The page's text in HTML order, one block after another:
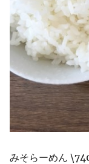
みそらーめん